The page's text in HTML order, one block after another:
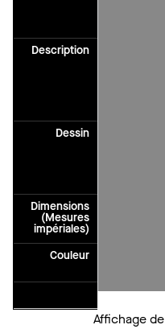
Description
Dessin
Dimensions
(Mesures
impériales)
Couleur
Affichage de